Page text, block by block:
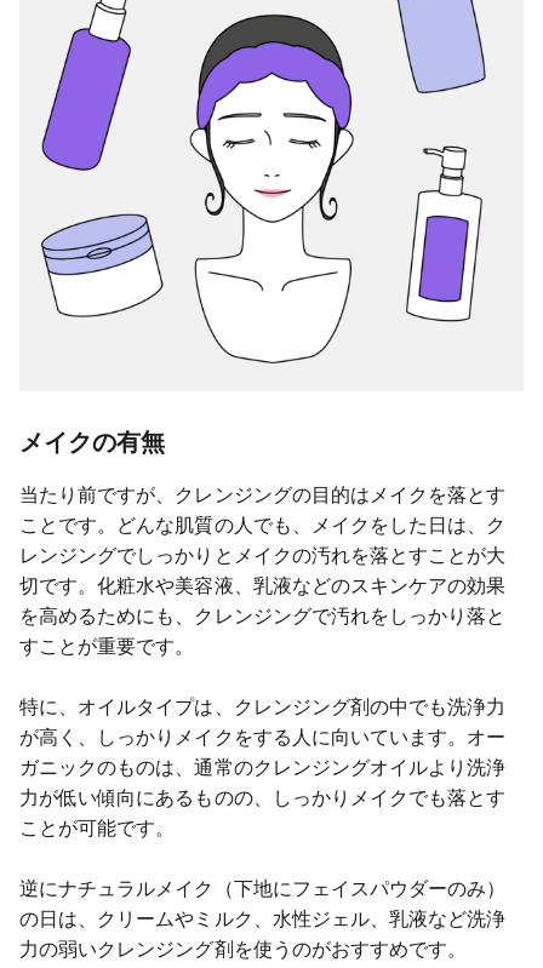
メイクの有無
当たり前ですが、クレンジングの目的はメイクを落とす
ことです。どんな肌質の人でも、メイクをした日は、ク
レンジングでしっかりとメイクの汚れを落とすことが大
切です。化粧水や美容液、乳液などのスキンケアの効果
を高めるためにも、クレンジングで汚れをしっかり落と
すことが重要です。
特に、オイルタイプは、クレンジング剤の中でも洗浄力
が高く、しっかりメイクをする人に向いています。オー
ガニックのものは、通常のクレンジングオイルより洗浄
力が低い傾向にあるものの、しっかりメイクでも落とす
ことが可能です。
逆にナチュラルメイク（下地にフェイスパウダーのみ）
の日は、クリームやミルク、水性ジェル、乳液など洗浄
力の弱いクレンジング剤を使うのがおすすめです。